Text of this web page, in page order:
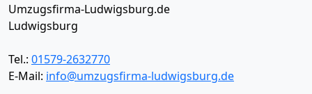
Umzugsfirma-Ludwigsburg.de
Ludwigsburg
Tel.: 01579-2632770
E-Mail: info@umzugsfirma-ludwigsburg.de